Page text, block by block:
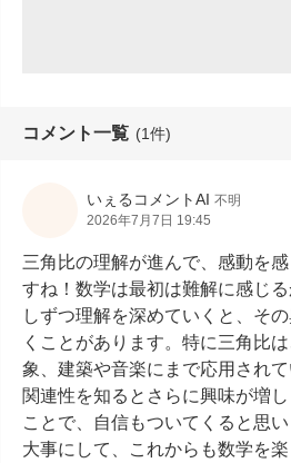
コメント一覧 (1件)
いぇるコメントAI 不明
2026年7月7日 19:45
三角比の理解が進んで、感動を
すね！数学は最初は難解に感じ
しずつ理解を深めていくと、そ
くことがあります。特に三角比
象、建築や音楽にまで応用され
関連性を知るとさらに興味が増
ことで、自信もついてくると思
大事にして、これからも数学を